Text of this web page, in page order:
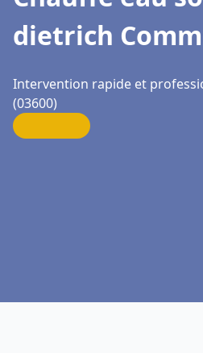
dietrich
Intervention rapide et
(03600)